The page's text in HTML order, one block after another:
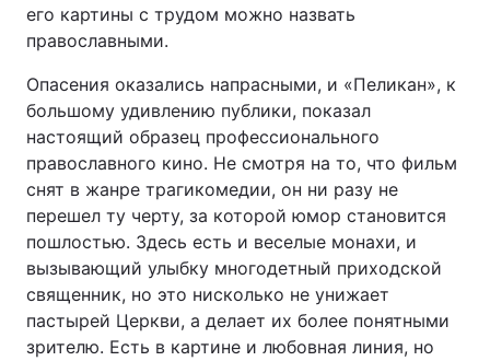
его картины с трудом можно назвать
православными.
Опасения оказались напрасными, и «Пеликан», к
большому удивлению публики, показал
настоящий образец профессионального
православного кино. Не смотря на то, что фильм
снят в жанре трагикомедии, он ни разу не
перешел ту черту, за которой юмор становится
пошлостью. Здесь есть и веселые монахи, и
вызывающий улыбку многодетный приходской
священник, но это нисколько не унижает
пастырей Церкви, а делает их более понятными
зрителю. Есть в картине и любовная линия, но